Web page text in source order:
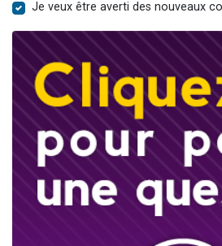
Je veux être averti des nouveaux